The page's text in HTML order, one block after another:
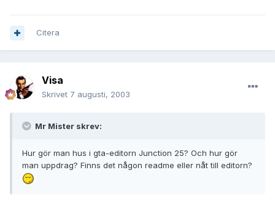
Citera
Visa
Skrivet 7 augusti, 2003
Mr Mister skrev:
Hur gör man hus i gta-editorn Junction 25? Och hur gör
man uppdrag? Finns det någon readme eller nåt till editorn?